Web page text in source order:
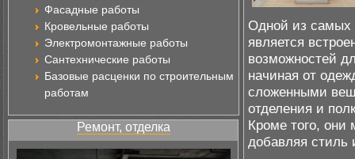
Фасадные работы
Кровельные работы
Электромонтажные работы
Сантехнические работы
Базовые расценки по строительным
работам
Ремонт, отделка
Одной из самых
является
возможностей
начиная от
сложенными
отделения и
Кроме того, они
добавляя стиль